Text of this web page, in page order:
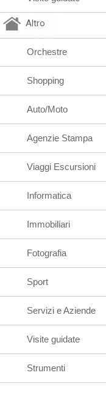
Altro
Orchestre
Shopping
Auto/Moto
Agenzie Stampa
Viaggi Escursioni
Informatica
Immobiliari
Fotografia
Sport
Servizi e Aziende
Visite guidate
Strumenti